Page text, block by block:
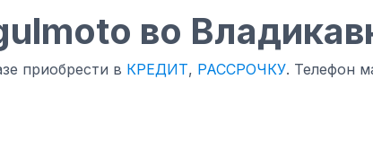
во
приобрести в КРЕДИТ, РАССРОЧКУ. Телефон